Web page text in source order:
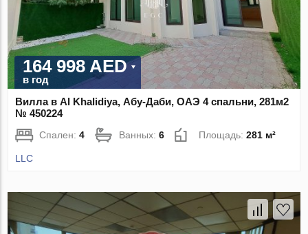
164 998 AED
в год
Вилла в Al Khalidiya, Абу-Даби, ОАЭ 4 спальни, 281м2
№ 450224
Спален:4 Ванных:6 Площадь:281 м²
LLC